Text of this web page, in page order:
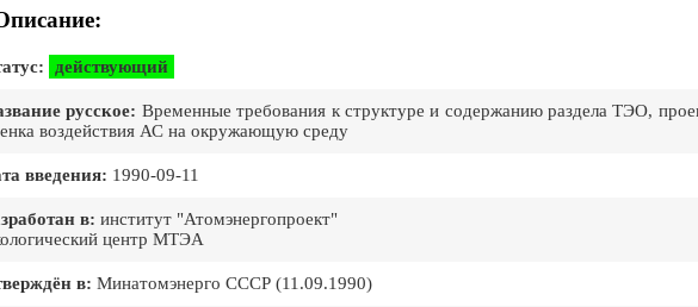
действующий
русское: Временные требования к структуре и содержанию раздела ТЭО,
воздействия АС на окружающую среду
введения: 1990-09-11
в: институт "Атомэнергопроект"
центр МТЭА
в: Минатомэнерго СССР (11.09.1990)